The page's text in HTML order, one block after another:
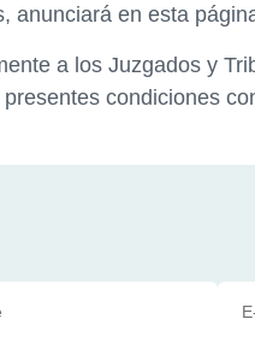
anunciará en esta
a los Juzgados y
condiciones